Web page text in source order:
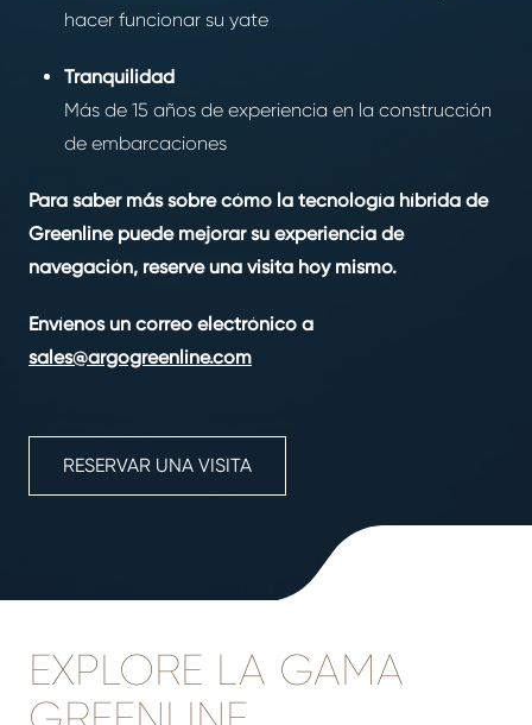
hacer funcionar su yate
Tranquilidad
Más de 15 años de experiencia en la construcción
de embarcaciones
Para saber más sobre cómo la tecnología híbrida de
Greenline puede mejorar su experiencia de
navegación, reserve una visita hoy mismo.
Envíenos un correo electrónico a
sales@argogreenline.com
RESERVAR UNA VISITA
EXPLORE LA GAMA